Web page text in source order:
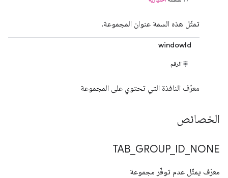
تمثّل هذه السمة عنوان المجموعة.
windowId
الرقم
معرّف النافذة التي تحتوي على المجموعة
الخصائص
TAB GROUP_ ID NONE
معرّف يمثّل عدم توفّر مجموعة